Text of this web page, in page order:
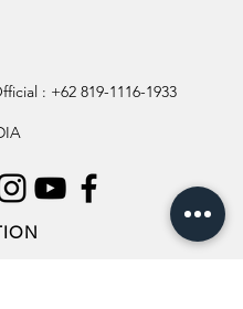
: +62 819-1116-1933